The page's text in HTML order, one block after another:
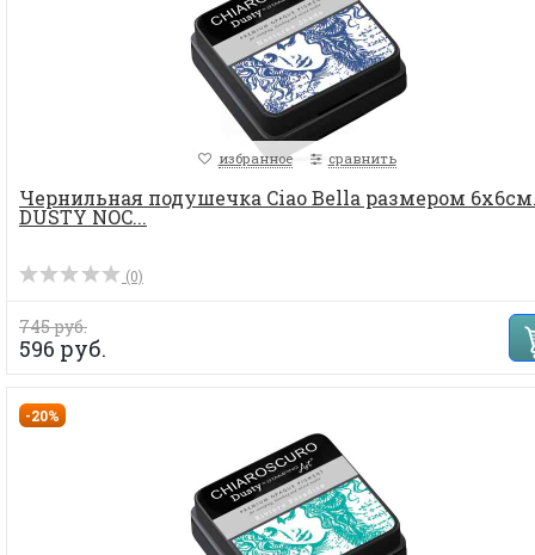
избранное сравнить
Чернильная подушечка Ciao Bella размером
DUSTY NOC...
(0)
745 руб.
596 руб.
-20%